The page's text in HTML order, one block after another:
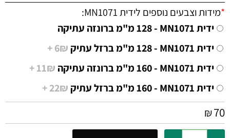
*מידות וצבעים נוספים לידית MN1071:
ידית MN1071 - ‏128 מ"מ ברונזה עתיקה
ידית MN1071 - ‏128 מ"מ ברזל עתיק
6₪ +
ידית MN1071 - ‏160 מ"מ ברונזה עתיקה
11₪ +
ידית MN1071 - ‏160 מ"מ ברזל עתיק
22₪ +
₪70